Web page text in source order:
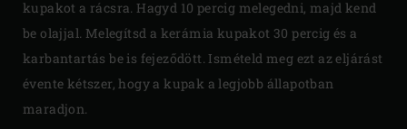
kupakot a rácsra. Hagyd 10 percig melegedni, majd kend
be olajjal. Melegítsd a kerámia kupakot 30 percig és a
karbantartás be is fejeződött. Ismételd meg ezt az eljárást
évente kétszer, hogy a kupak a legjobb állapotban
maradjon.